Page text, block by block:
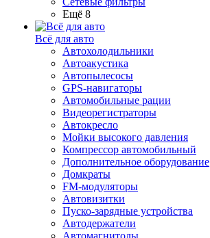
Ещё 8
Всё для авто
Автохолодильники
Автоакустика
Автопылесосы
GPS-навигаторы
Автомобильные рации
Видеорегистраторы
Автокресло
Мойки высокого давления
Компрессор автомобильный
Дополнительное оборудование
Домкраты
FM-модуляторы
Автовизитки
Пуско-зарядные устройства
Автодержатели
Автомагнитолы